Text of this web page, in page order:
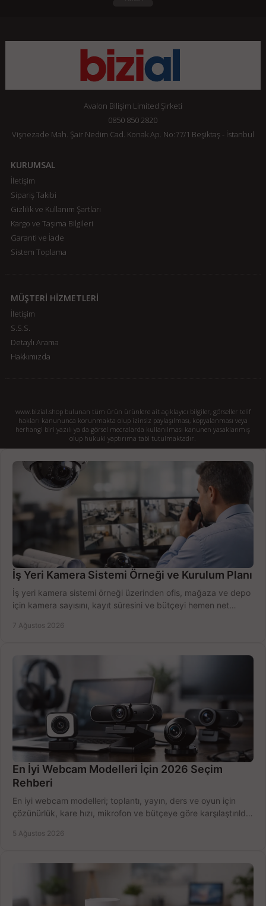
Avalon Bilişim Limited Şirketi
0850 850 2820
Vişnezade Mah. Şair Nedim Cad. Konak Ap. No:77/1 Beşiktaş - İstanbul
KURUMSAL
İletişim
Sipariş Takibi
Gizlilik ve Kullanım Şartları
Kargo ve Taşıma Bilgileri
Garanti ve İade
Sistem Toplama
MÜŞTERİ HİZMETLERİ
İletişim
S.S.S.
Detaylı Arama
Hakkımızda
www.bizial.shop bulunan tüm ürün ürünlere ait açıklayıcı bilgiler, görseller telif
hakları kanununca korunmakta olup izinsiz paylaşılması, kopyalanması veya
herhangi biri yazılı ya da görsel mecralarda kullanılması kanunen yasaklanmış
olup hukuki yaptırıma tabi tutulmaktadır.
İş Yeri Kamera Sistemi Örneği ve Kurulum Planı
İş yeri kamera sistemi örneği üzerinden ofis, mağaza ve depo
için kamera sayısını, kayıt süresini ve bütçeyi hemen net
7 Ağustos 2026
En İyi Webcam Modelleri İçin 2026 Seçim
Rehberi
En iyi webcam modelleri; toplantı, yayın, ders ve oyun için
çözünürlük, kare hızı, mikrofon ve bütçeye göre karşılaştırıldı.
5 Ağustos 2026